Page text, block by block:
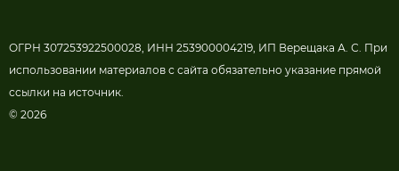
ОГРН 307253922500028, ИНН 253900004219, ИП Верещака А. С. При
использовании материалов с сайта обязательно указание прямой
ссылки на источник.
© 2026